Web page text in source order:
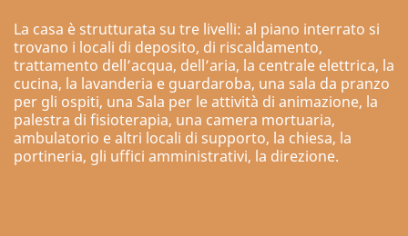
La casa è strutturata su tre livelli: al piano interrato si
trovano i locali di deposito, di riscaldamento,
trattamento dell’acqua, dell’aria, la centrale elettrica, la
cucina, la lavanderia e guardaroba, una sala da pranzo
per gli ospiti, una Sala per le attività di animazione, la
palestra di fisioterapia, una camera mortuaria,
ambulatorio e altri locali di supporto, la chiesa, la
portineria, gli uffici amministrativi, la direzione.